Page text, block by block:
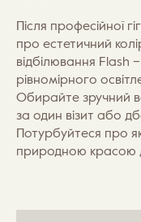
Після професійної
про естетичний
відбілювання Flash
рівномірного
Обирайте зручний
за один візит або
Потурбуйтеся про
природною красою